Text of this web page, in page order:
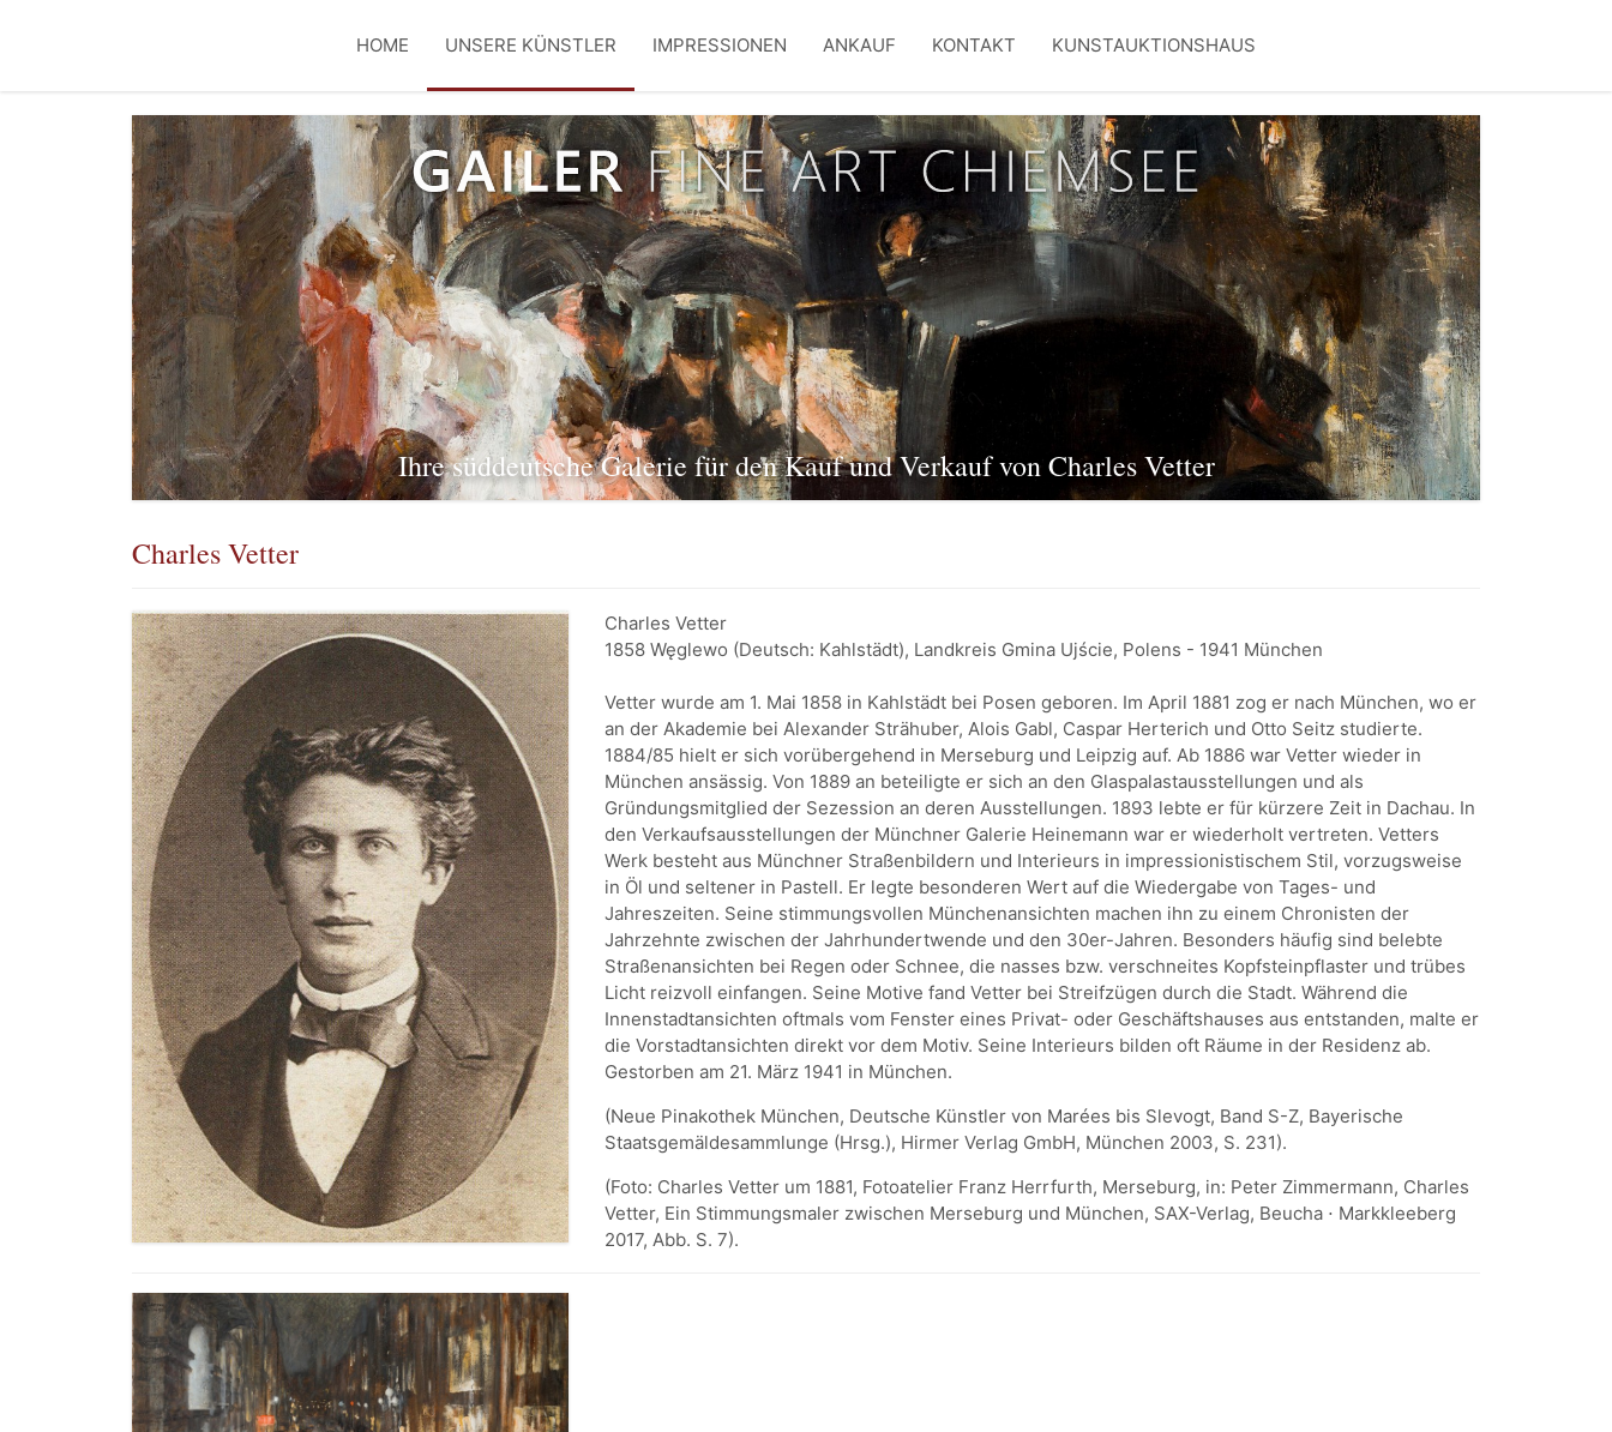
HOME UNSERE KÜNSTLER IMPRESSIONEN ANKAUF KONTAKT KUNSTAUKTIONSHAUS
Ihre süddeutsche Galerie für den Kauf und Verkauf von Charles Vetter
Charles Vetter
Charles Vetter
1858 Węglewo (Deutsch: Kahlstädt), Landkreis Gmina Ujście, Polens - 1941 München
Vetter wurde am 1. Mai 1858 in Kahlstädt bei Posen geboren. Im April 1881 zog er nach München, wo er
an der Akademie bei Alexander Strähuber, Alois Gabl, Caspar Herterich und Otto Seitz studierte.
1884/85 hielt er sich vorübergehend in Merseburg und Leipzig auf. Ab 1886 war Vetter wieder in
München ansässig. Von 1889 an beteiligte er sich an den Glaspalastausstellungen und als
Gründungsmitglied der Sezession an deren Ausstellungen. 1893 lebte er für kürzere Zeit in Dachau. In
den Verkaufsausstellungen der Münchner Galerie Heinemann war er wiederholt vertreten. Vetters
Werk besteht aus Münchner Straßenbildern und Interieurs in impressionistischem Stil, vorzugsweise
in Öl und seltener in Pastell. Er legte besonderen Wert auf die Wiedergabe von Tages- und
Jahreszeiten. Seine stimmungsvollen Münchenansichten machen ihn zu einem Chronisten der
Jahrzehnte zwischen der Jahrhundertwende und den 30er-Jahren. Besonders häufig sind belebte
Straßenansichten bei Regen oder Schnee, die nasses bzw. verschneites Kopfsteinpflaster und trübes
Licht reizvoll einfangen. Seine Motive fand Vetter bei Streifzügen durch die Stadt. Während die
Innenstadtansichten oftmals vom Fenster eines Privat- oder Geschäftshauses aus entstanden, malte er
die Vorstadtansichten direkt vor dem Motiv. Seine Interieurs bilden oft Räume in der Residenz ab.
Gestorben am 21. März 1941 in München.
(Neue Pinakothek München, Deutsche Künstler von Marées bis Slevogt, Band S-Z, Bayerische
Staatsgemäldesammlunge (Hrsg.), Hirmer Verlag GmbH, München 2003, S. 231).
(Foto: Charles Vetter um 1881, Fotoatelier Franz Herrfurth, Merseburg, in: Peter Zimmermann, Charles
Vetter, Ein Stimmungsmaler zwischen Merseburg und München, SAX-Verlag, Beucha ⋅ Markkleeberg
2017, Abb. S. 7).